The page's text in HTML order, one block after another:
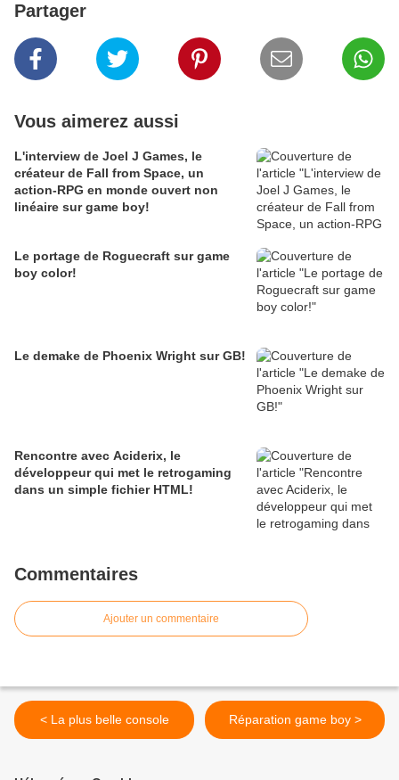
Partager
Vous aimerez aussi
L'interview de Joel J Games, le
créateur de Fall from Space, un
action-RPG en monde ouvert non
linéaire sur game boy!
Le portage de Roguecraft sur game
boy color!
Le demake de Phoenix Wright sur GB!
Rencontre avec Aciderix, le
développeur qui met le retrogaming
dans un simple fichier HTML!
Commentaires
Ajouter un commentaire
< La plus belle console Réparation game boy >